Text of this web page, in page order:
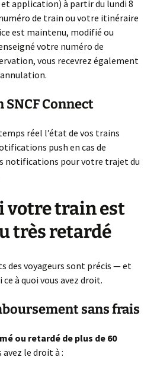
application) à partir du lundi 8
de train ou votre itinéraire
est maintenu, modifié ou
votre numéro de
vous recevrez également
SNCF Connect
réel l’état de vos trains
push en cas de
notifications pour votre trajet du
votre train est
très retardé
des voyageurs sont précis — et
à quoi vous avez droit.
sans frais
ou retardé de plus de 60
avez le droit à :